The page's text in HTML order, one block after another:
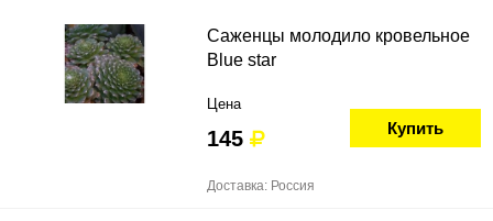
Саженцы молодило кровельное
Blue star
Цена
145 Купить
Доставка: Россия